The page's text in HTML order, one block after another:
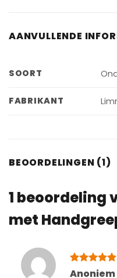
AANVULLENDE
SOORT
FABRIKANT
BEOORDELINGEN (1)
1 beoordeling
met
Anoniem